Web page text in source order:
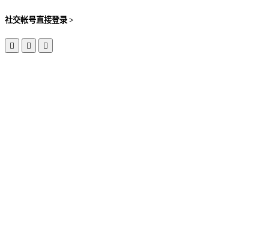
社交帐号直接登录 >
  